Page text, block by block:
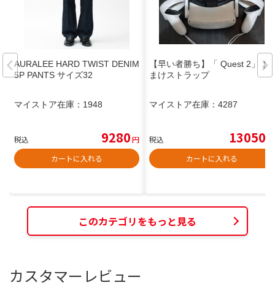
AURALEE HARD TWIST DENIM
5P PANTS サイズ32
マイストア在庫： 1948
税込 9280円
カートに入れる
【早い者勝ち】「 Quest 2」 お
まけストラップ
マイストア在庫： 4287
税込 13050
カートに入れる
このカテゴリをもっと見る
カスタマーレビュー